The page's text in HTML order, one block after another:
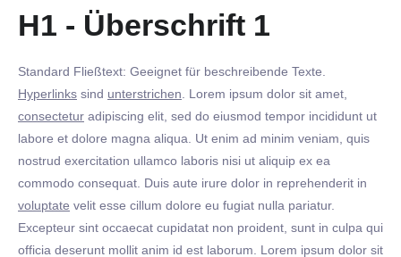
H1 - Überschrift 1
Standard Fließtext: Geeignet für beschreibende Texte.
Hyperlinks sind unterstrichen . Lorem ipsum dolor sit amet,
consectetur adipiscing elit, sed do eiusmod tempor incididunt ut
labore et dolore magna aliqua. Ut enim ad minim veniam, quis
nostrud exercitation ullamco laboris nisi ut aliquip ex ea
commodo consequat. Duis aute irure dolor in reprehenderit in
voluptate velit esse cillum dolore eu fugiat nulla pariatur.
Excepteur sint occaecat cupidatat non proident, sunt in culpa qui
officia deserunt mollit anim id est laborum. Lorem ipsum dolor sit